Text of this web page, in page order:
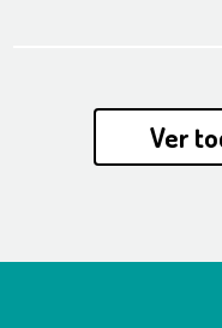
Ver